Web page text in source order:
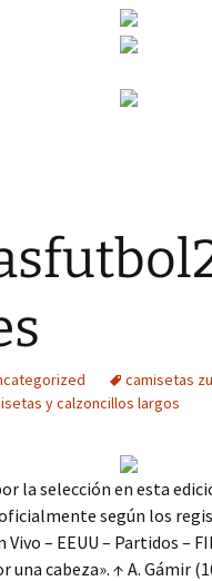
camisetas
y calzoncillos largos
la selección en esta
según los
Vivo – EEUU – Partidos –
una cabeza». ↑ A. Gámir